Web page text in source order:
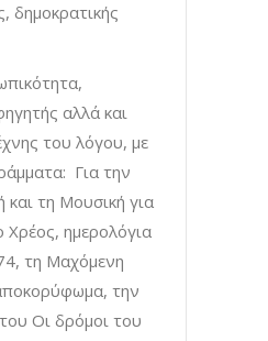
δημοκρατικής
αλλά και
του λόγου, με
Για την
και τη Μουσική για
Χρέος, ημερολόγια
τη Μαχόμενη
την
Οι δρόμοι του